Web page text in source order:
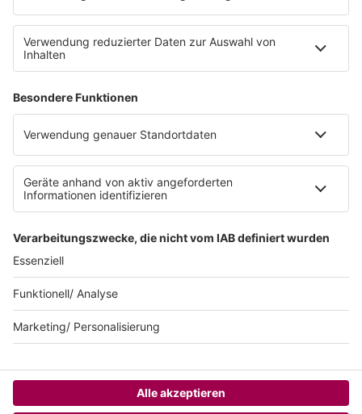
SERVICE
Datenschutz
Datenschutzerklärung zur sunshine live App
Impressum
Teilnahmebedingungen
AGB
SUNSHINE LIVE 24/7 ELECTRONIC
© sunshine live / realisiert auf Basis von resc.web, dem CMS von resc.